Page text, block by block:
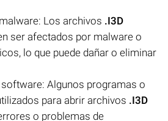
Los archivos .I3D
ser afectados por malware o
lo que puede dañar o eliminar
Algunos programas o
para abrir archivos .I3D
o problemas de